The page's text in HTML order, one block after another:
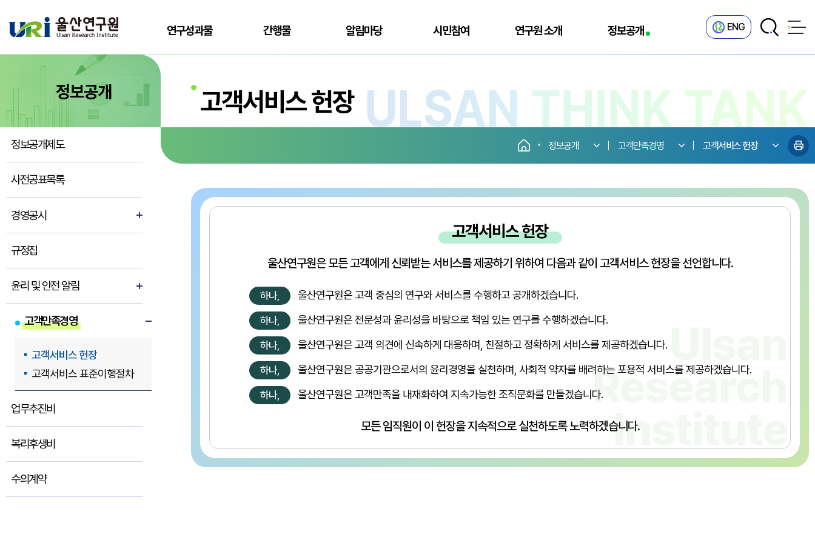
연구성과물 간행물 알림마당 시민참여 연구원 소개 정보공개 ENG
정보공개
정보공개제도
사전공표목록
경영공시
규정집
윤리 및 안전 알림
고객만족경영
고객서비스 헌장
고객서비스 표준이행절차
업무추진비
복리후생비
수의계약
고객서비스 헌장
정보공개 고객만족경영 고객서비스 헌장
고객서비스 헌장
울산연구원은 모든 고객에게 신뢰받는 서비스를 제공하기 위하여 다음과 같이 고객서비스 헌장을 선언합니다.
하나, 울산연구원은 고객 중심의 연구와 서비스를 수행하고 공개하겠습니다.
하나, 울산연구원은 전문성과 윤리성을 바탕으로 책임 있는 연구를 수행하겠습니다.
하나, 울산연구원은 고객 의견에 신속하게 대응하며, 친절하고 정확하게 서비스를 제공하겠습니다.
하나, 울산연구원은 공공기관으로서의 윤리경영을 실천하며, 사회적 약자를 배려하는 포용적 서비스를 제공하겠습니다.
하나, 울산연구원은 고객만족을 내재화하여 지속가능한 조직문화를 만들겠습니다.
모든 임직원이 이 헌장을 지속적으로 실천하도록 노력하겠습니다.